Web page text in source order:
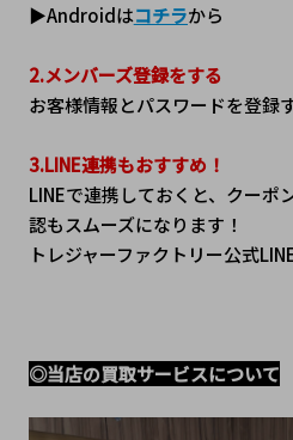
▶Androidはコチラから
2.メンバーズ登録をする
お客様情報とパスワードを登録
3.LINE連携もおすすめ！
LINEで連携しておくと、クーポ
認もスムーズになります！
トレジャーファクトリー公式
◎当店の買取サービスについて